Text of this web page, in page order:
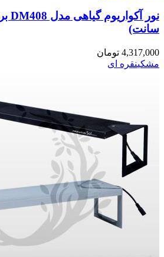
سانت)
4,317,000 تومان
مشکینقره ای